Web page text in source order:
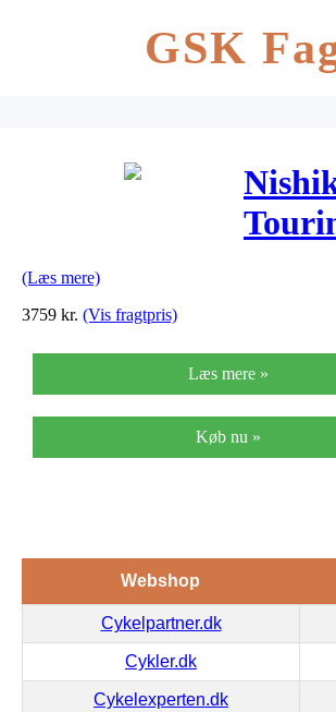
GSK
Blank
2019
(Læs mere)
3759 kr. (Vis fragtpris)
Læs mere »
Køb nu »
Webshop
Cykelpartner.dk
Cykler.dk
Cykelexperten.dk